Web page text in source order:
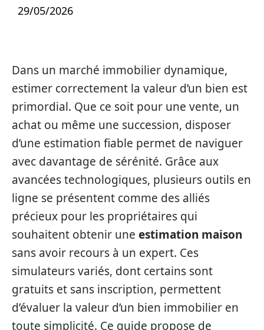
29/05/2026
Dans un marché immobilier dynamique,
estimer correctement la valeur d’un bien est
primordial. Que ce soit pour une vente, un
achat ou même une succession, disposer
d’une estimation fiable permet de naviguer
avec davantage de sérénité. Grâce aux
avancées technologiques, plusieurs outils en
ligne se présentent comme des alliés
précieux pour les propriétaires qui
souhaitent obtenir une estimation maison
sans avoir recours à un expert. Ces
simulateurs variés, dont certains sont
gratuits et sans inscription, permettent
d’évaluer la valeur d’un bien immobilier en
toute simplicité. Ce guide propose de